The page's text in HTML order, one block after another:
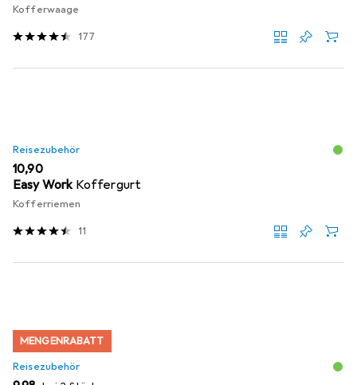
Kofferwaage
177
Reisezubehör
EUR
10,90
Easy Work Koffergurt
Kofferriemen
11
MENGENRABATT
Reisezubehör